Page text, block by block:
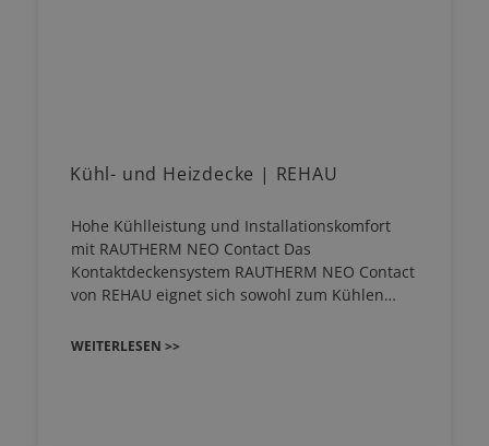
Kühl- und Heizdecke | REHAU
Hohe Kühlleistung und Installationskomfort
mit RAUTHERM NEO Contact Das
Kontaktdeckensystem RAUTHERM NEO Contact
von REHAU eignet sich sowohl zum Kühlen…
WEITERLESEN >>